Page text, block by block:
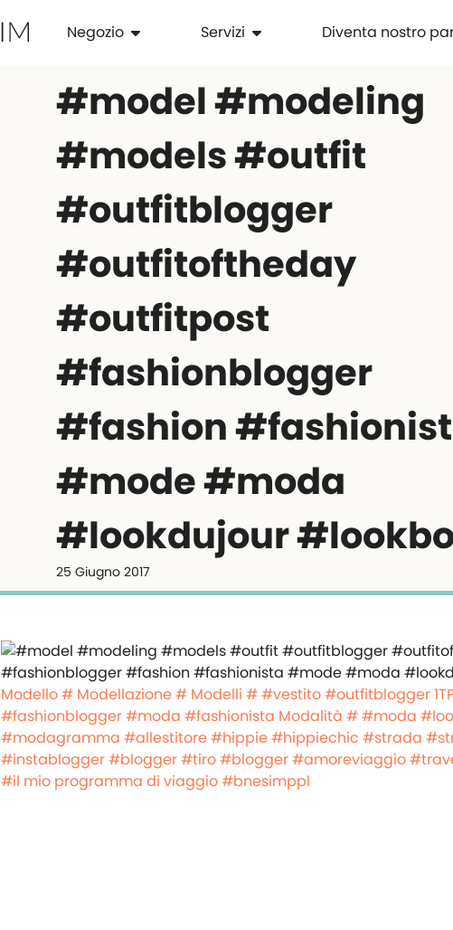
Negozio Servizi Diventa nostro
#model #modeling
#models #outfit
#outfitblogger
#outfitoftheday
#outfitpost
#fashionblogger
#fashion
#mode #moda
#lookdujour
25 Giugno 2017
Modello # Modellazione # Modelli ##vestito#outfitblogger
#fashionblogger#moda #fashionista Modalità ##moda
#modagramma #allestitore#hippie#hippiechic #strada
#instablogger#blogger#tiro#blogger#amoreviaggio
#il mio programma di viaggio#bnesimppl